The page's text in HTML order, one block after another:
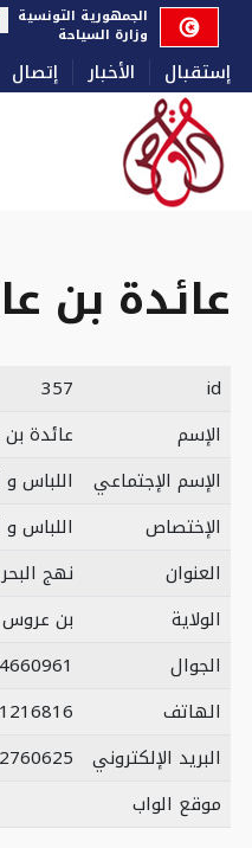
إستقبال الأخبار إتصال
الجمهورية التونسية
وزارة السياحة
عائدة بن
id
357
الإسم
عائدة
الإسم الإجتماعي
اللباس
الإختصاص
اللباس
العنوان
نهج البحرين
الولاية
بن عروس
الجوال
الهاتف
البريد الإلكتروني
موقع الواب